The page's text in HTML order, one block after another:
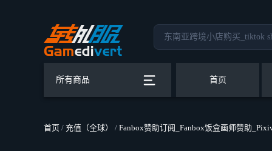
所有商品 首页
首页 / 充值（全球） / Fanbox赞助订阅_Fanbox饭盒画师赞助